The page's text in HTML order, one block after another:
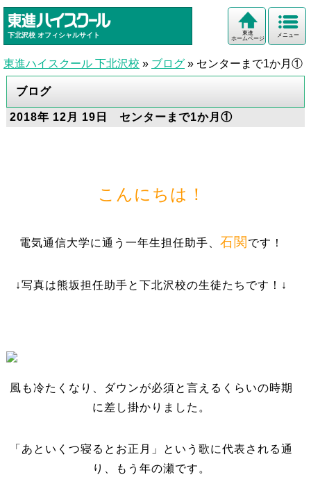
下北沢校 オフィシャルサイト メニュー
東進
ホームページ
東進ハイスクール 下北沢校 » ブログ » センターまで1か月①
ブログ
2018年 12月 19日 センターまで1か月①
こんにちは！
電気通信大学に通う一年生担任助手、石関 です！
↓写真は熊坂担任助手と下北沢校の生徒たちです！↓
風も冷たくなり、ダウンが必須と言えるくらいの時期
に差し掛かりました。
「あといくつ寝るとお正月」という歌に代表される通
り、もう年の瀬です。